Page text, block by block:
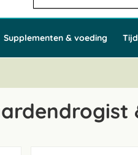
Supplementen & voeding